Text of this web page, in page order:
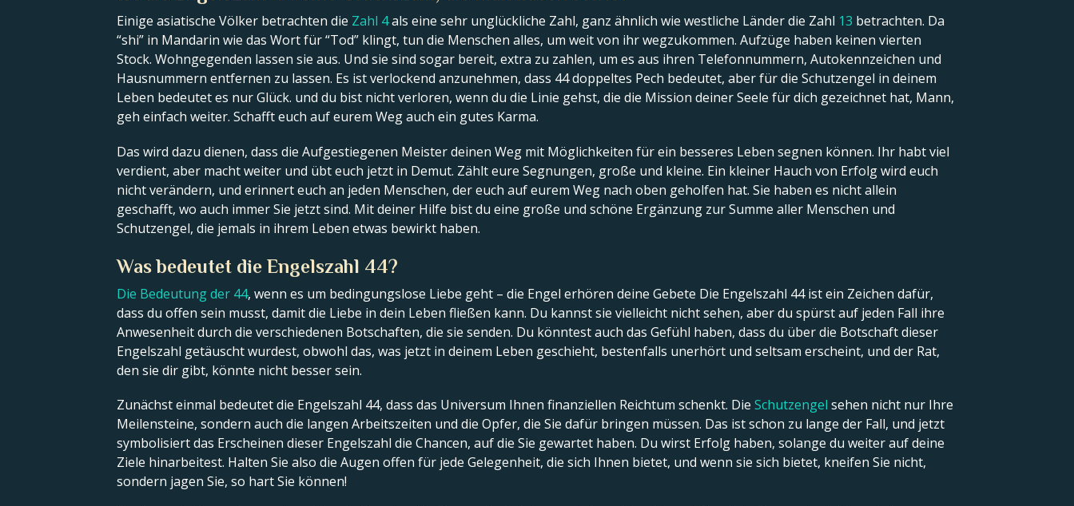
Einige asiatische Völker betrachten die Zahl 4als eine sehr unglückliche Zahl, ganz ähnlich wie westliche Länder die Zahl 13 betrachten. Da
“shi” in Mandarin wie das Wort für “Tod” klingt, tun die Menschen alles, um weit von ihr wegzukommen. Aufzüge haben keinen vierten
Stock. Wohngegenden lassen sie aus. Und sie sind sogar bereit, extra zu zahlen, um es aus ihren Telefonnummern, Autokennzeichen und
Hausnummern entfernen zu lassen. Es ist verlockend anzunehmen, dass 44 doppeltes Pech bedeutet, aber für die Schutzengel in deinem
Leben bedeutet es nur Glück. und du bist nicht verloren, wenn du die Linie gehst, die die Mission deiner Seele für dich gezeichnet hat, Mann,
geh einfach weiter. Schafft euch auf eurem Weg auch ein gutes Karma.
Das wird dazu dienen, dass die Aufgestiegenen Meister deinen Weg mit Möglichkeiten für ein besseres Leben segnen können. Ihr habt viel
verdient, aber macht weiter und übt euch jetzt in Demut. Zählt eure Segnungen, große und kleine. Ein kleiner Hauch von Erfolg wird euch
nicht verändern, und erinnert euch an jeden Menschen, der euch auf eurem Weg nach oben geholfen hat. Sie haben es nicht allein
geschafft, wo auch immer Sie jetzt sind. Mit deiner Hilfe bist du eine große und schöne Ergänzung zur Summe aller Menschen und
Schutzengel, die jemals in ihrem Leben etwas bewirkt haben.
Was bedeutet die Engelszahl 44?
Die Bedeutung der 44, wenn es um bedingungslose Liebe geht – die Engel erhören deine Gebete Die Engelszahl 44 ist ein Zeichen dafür,
dass du offen sein musst, damit die Liebe in dein Leben fließen kann. Du kannst sie vielleicht nicht sehen, aber du spürst auf jeden Fall ihre
Anwesenheit durch die verschiedenen Botschaften, die sie senden. Du könntest auch das Gefühl haben, dass du über die Botschaft dieser
Engelszahl getäuscht wurdest, obwohl das, was jetzt in deinem Leben geschieht, bestenfalls unerhört und seltsam erscheint, und der Rat,
den sie dir gibt, könnte nicht besser sein.
Zunächst einmal bedeutet die Engelszahl 44, dass das Universum Ihnen finanziellen Reichtum schenkt. Die Schutzengel sehen nicht nur Ihre
Meilensteine, sondern auch die langen Arbeitszeiten und die Opfer, die Sie dafür bringen müssen. Das ist schon zu lange der Fall, und jetzt
symbolisiert das Erscheinen dieser Engelszahl die Chancen, auf die Sie gewartet haben. Du wirst Erfolg haben, solange du weiter auf deine
Ziele hinarbeitest. Halten Sie also die Augen offen für jede Gelegenheit, die sich Ihnen bietet, und wenn sie sich bietet, kneifen Sie nicht,
sondern jagen Sie, so hart Sie können!